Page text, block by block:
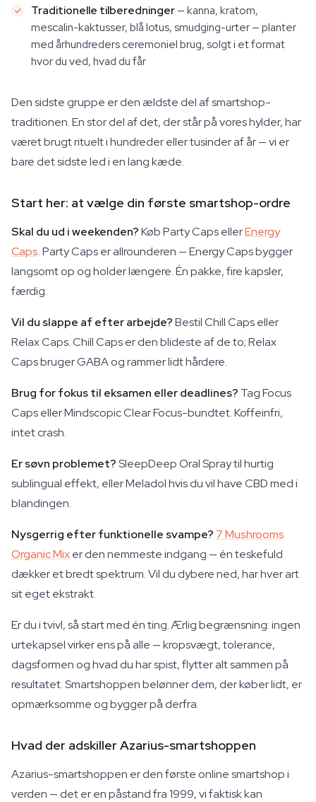
Traditionelle tilberedninger— kanna, kratom,
mescalin-kaktusser, blå lotus, smudging-urter — planter
med århundreders ceremoniel brug, solgt i et format
hvor du ved, hvad du får
Den sidste gruppe er den ældste del af smartshop-
traditionen. En stor del af det, der står på vores hylder, har
været brugt rituelt i hundreder eller tusinder af år — vi er
bare det sidste led i en lang kæde.
Start her: at vælge din første smartshop-ordre
Skal du ud i weekenden?Køb Party Caps ellerEnergy
Caps. Party Caps er allrounderen — Energy Caps bygger
langsomt op og holder længere. Én pakke, fire kapsler,
færdig.
Vil du slappe af efter arbejde?Bestil Chill Caps eller
Relax Caps. Chill Caps er den blideste af de to; Relax
Caps bruger GABA og rammer lidt hårdere.
Brug for fokus til eksamen eller deadlines? Tag Focus
Caps eller Mindscopic Clear Focus-bundtet. Koffeinfri,
intet crash.
Er søvn problemet?SleepDeep Oral Spray til hurtig
sublingual effekt, eller Meladol hvis du vil have CBD med i
blandingen.
Nysgerrig efter funktionelle svampe? 7 Mushrooms
Organic Mixer den nemmeste indgang — én teskefuld
dækker et bredt spektrum. Vil du dybere ned, har hver art
sit eget ekstrakt.
Er du i tvivl, så start med én ting. Ærlig begrænsning: ingen
urtekapsel virker ens på alle — kropsvægt, tolerance,
dagsformen og hvad du har spist, flytter alt sammen på
resultatet. Smartshoppen belønner dem, der køber lidt, er
opmærksomme og bygger på derfra.
Hvad der adskiller Azarius-smartshoppen
Azarius-smartshoppen er den første online smartshop i
verden — det er en påstand fra 1999, vi faktisk kan